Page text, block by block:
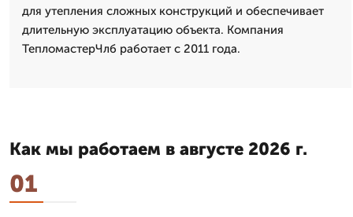
для утепления сложных конструкций и обеспечивает
длительную эксплуатацию объекта. Компания
ТепломастерЧлб работает с 2011 года.
Как мы работаем в августе 2026 г.
01